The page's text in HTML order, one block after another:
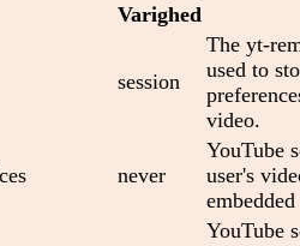
Varighed
session
The yt-
used to
video.
never
YouTube
user's
YouTube